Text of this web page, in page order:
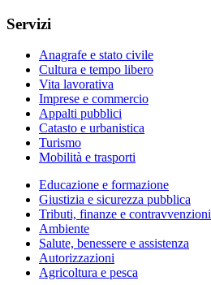
Servizi
Anagrafe e stato civile
Cultura e tempo libero
Vita lavorativa
Imprese e commercio
Appalti pubblici
Catasto e urbanistica
Turismo
Mobilità e trasporti
Educazione e formazione
Giustizia e sicurezza pubblica
Tributi, finanze e contravvenzioni
Ambiente
Salute, benessere e assistenza
Autorizzazioni
Agricoltura e pesca